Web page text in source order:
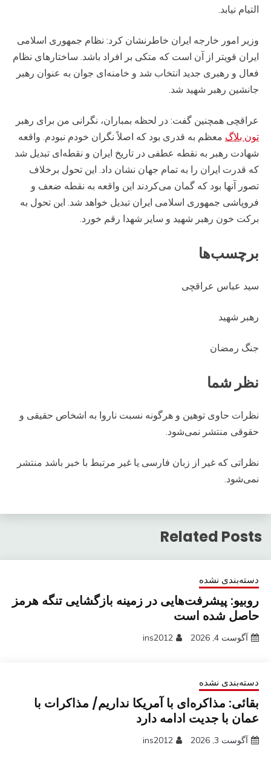
التیام نیابد.
وزیر امور خارجه ایران خاطرنشان کرد: نظام جمهوری اسلامی
ایران قویتر از آن است که متکی بر افراد باشد. ساختارهای نظام
فعال و رهبری جدید انتخاب شد و خامنه‌ای جوان به عنوان رهبر
جانشین رهبر شهید شد.
عراقچی همچنین گفت: در لحظه بمباران، نگرانی من برای رهبر
تون بلاگ معظم به قدری بود که اصلاً نگران خودم نبودم. واقعه
شهادت رهبر به نقطه عطفی در تاریخ ایران و نقطه‌ای تبدیل شد
که قدرت ایران را به تمام جهان نشان داد. این تحول برخلاف
تصور آنها بود که گمان می‌کردند این واقعه به نقطه ضعف و
فروپاشی جمهوری اسلامی ایران تبدیل خواهد شد. این تحول به
برکت خون رهبر شهید و سایر شهدا رقم خورد.
برچسب‌ها
سید عباس عراقچی
رهبر شهید
جنگ رمضان
نظر شما
نظرات حاوی توهین و هرگونه نسبت ناروا به اشخاص حقیقی و
حقوقی منتشر نمی‌شود.
نظراتی که غیر از زبان فارسی یا غیر مرتبط با خبر باشد منتشر
نمی‌شود.
Related Posts
دسته‌بندی نشده
روبیو: پیشرفت‌هایی در زمینه بازگشایی تنگه هرمز
حاصل شده است
آگوست 4, 2026 ins2012
دسته‌بندی نشده
بقائی: مذاکره‌ای با آمریکا نداریم/ مذاکرات با
عمان با جدیت ادامه دارد
آگوست 3, 2026 ins2012